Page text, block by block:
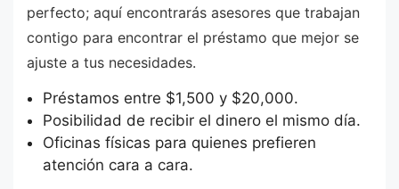
perfecto; aquí encontrarás asesores que trabajan
contigo para encontrar el préstamo que mejor se
ajuste a tus necesidades.
Préstamos entre $1,500 y $20,000.
Posibilidad de recibir el dinero el mismo día.
Oficinas físicas para quienes prefieren
atención cara a cara.